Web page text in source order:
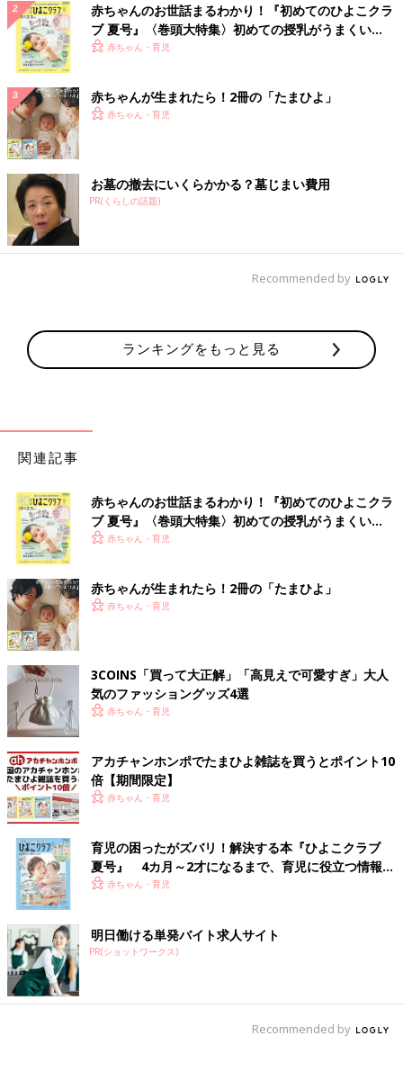
赤ちゃんのお世話まるわかり！『初めてのひよこクラ
ブ 夏号』〈巻頭大特集〉初めての授乳がうまくい
く！ おっぱい・ミルクの基本と夏のトラブル 解決テ
赤ちゃん・育児
赤ちゃんが生まれたら！2冊の「たまひよ」
赤ちゃん・育児
お墓の撤去にいくらかかる？墓じまい費用
PR(くらしの話題)
Recommended by
ランキングをもっと見る
関連記事
赤ちゃんのお世話まるわかり！『初めてのひよこクラ
ブ 夏号』〈巻頭大特集〉初めての授乳がうまくい
く！ おっぱい・ミルクの基本と夏のトラブル 解決テ
赤ちゃん・育児
赤ちゃんが生まれたら！2冊の「たまひよ」
赤ちゃん・育児
3COINS「買って大正解」「高見えで可愛すぎ」大人
気のファッショングッズ4選
赤ちゃん・育児
アカチャンホンポでたまひよ雑誌を買うとポイント10
倍【期間限定】
赤ちゃん・育児
育児の困ったがズバリ！解決する本『ひよこクラブ
夏号』 4カ月～2才になるまで、育児に役立つ情報が
いっぱい！
赤ちゃん・育児
明日働ける単発バイト求人サイト
PR(ショットワークス)
Recommended by